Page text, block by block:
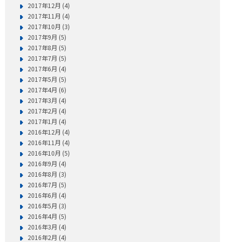
2017年12月 (4)
2017年11月 (4)
2017年10月 (3)
2017年9月 (5)
2017年8月 (5)
2017年7月 (5)
2017年6月 (4)
2017年5月 (5)
2017年4月 (6)
2017年3月 (4)
2017年2月 (4)
2017年1月 (4)
2016年12月 (4)
2016年11月 (4)
2016年10月 (5)
2016年9月 (4)
2016年8月 (3)
2016年7月 (5)
2016年6月 (4)
2016年5月 (3)
2016年4月 (5)
2016年3月 (4)
2016年2月 (4)